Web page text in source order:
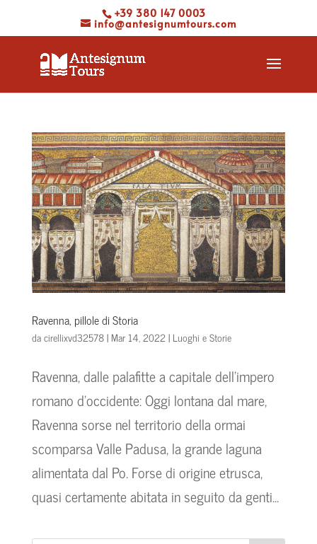
+39 380 147 0003
info@antesignumtours.com
Ravenna, pillole di Storia
dacirellixvd32578| Mar 14, 2022 | Luoghi e Storie
Ravenna, dalle palafitte a capitale dell’impero
romano d’occidente: Oggi lontana dal mare,
Ravenna sorse nel territorio della ormai
scomparsa Valle Padusa, la grande laguna
alimentata dal Po. Forse di origine etrusca,
quasi certamente abitata in seguito da genti...